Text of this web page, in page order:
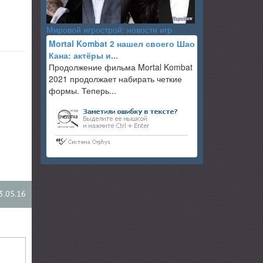
Мировой игрострой: новости игр
Mortal Kombat 2 нашел своего Шао
Кана: актёры и...
Продолжение фильма Mortal Kombat
2021 продолжает набирать четкие
формы. Теперь...